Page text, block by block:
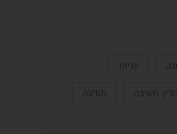
זוגיות
חשיבה תודעה